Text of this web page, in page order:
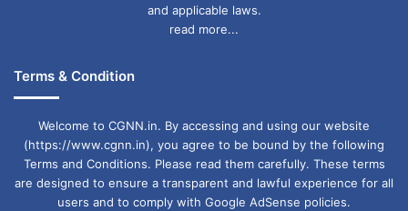
and applicable laws.
read more...
Terms & Condition
Welcome to CGNN.in. By accessing and using our website
(https://www.cgnn.in), you agree to be bound by the following
Terms and Conditions. Please read them carefully. These terms
are designed to ensure a transparent and lawful experience for all
users and to comply with Google AdSense policies.